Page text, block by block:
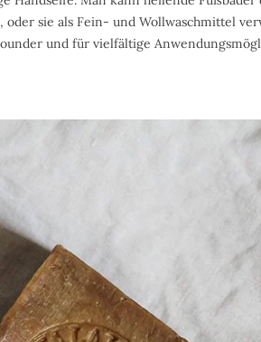
sie als Fein- und Wollwaschmittel
und für vielfältige